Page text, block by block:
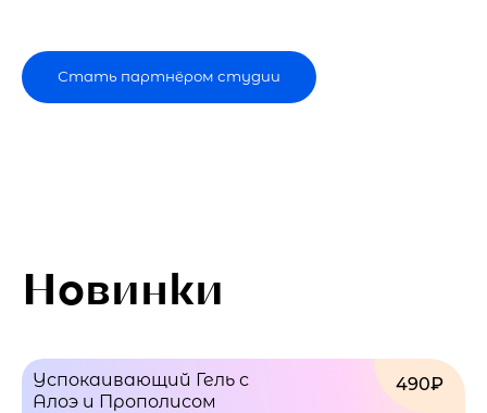
Стать партнёром студии
Новинки
490₽
Успокаивающий Гель с
Алоэ и Прополисом